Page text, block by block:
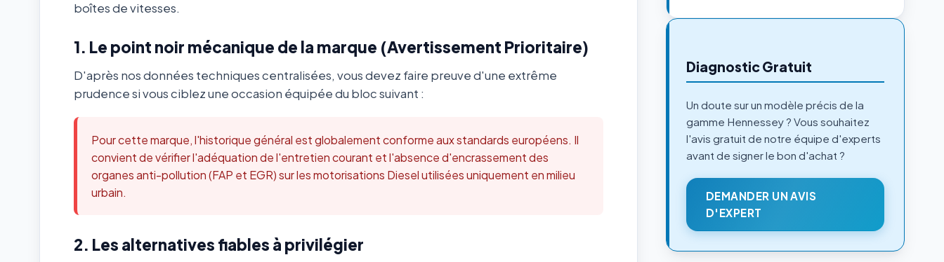
boîtes de vitesses.
1. Le point noir mécanique de la marque (Avertissement Prioritaire)
D'après nos données techniques centralisées, vous devez faire preuve d'une extrême
prudence si vous ciblez une occasion équipée du bloc suivant :
Pour cette marque, l'historique général est globalement conforme aux standards européens. Il
convient de vérifier l'adéquation de l'entretien courant et l'absence d'encrassement des
organes anti-pollution (FAP et EGR) sur les motorisations Diesel utilisées uniquement en milieu
urbain.
2. Les alternatives fiables à privilégier
Diagnostic Gratuit
Un doute sur un modèle précis de la
gamme Hennessey ? Vous souhaitez
l'avis gratuit de notre équipe d'experts
avant de signer le bon d'achat ?
DEMANDER UN AVIS
D'EXPERT